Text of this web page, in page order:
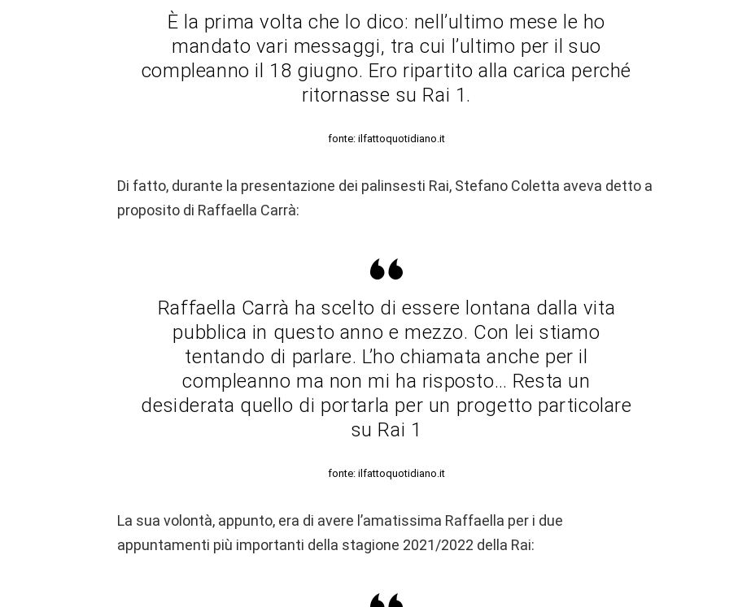
È la prima volta che lo dico: nell’ultimo mese le ho
mandato vari messaggi, tra cui l’ultimo per il suo
compleanno il 18 giugno. Ero ripartito alla carica perché
ritornasse su Rai 1.
fonte: ilfattoquotidiano.it
Di fatto, durante la presentazione dei palinsesti Rai, Stefano Coletta aveva detto a
proposito di Raffaella Carrà:
Raffaella Carrà ha scelto di essere lontana dalla vita
pubblica in questo anno e mezzo. Con lei stiamo
tentando di parlare. L’ho chiamata anche per il
compleanno ma non mi ha risposto… Resta un
desiderata quello di portarla per un progetto particolare
su Rai 1
fonte: ilfattoquotidiano.it
La sua volontà, appunto, era di avere l’amatissima Raffaella per i due
appuntamenti più importanti della stagione 2021/2022 della Rai: